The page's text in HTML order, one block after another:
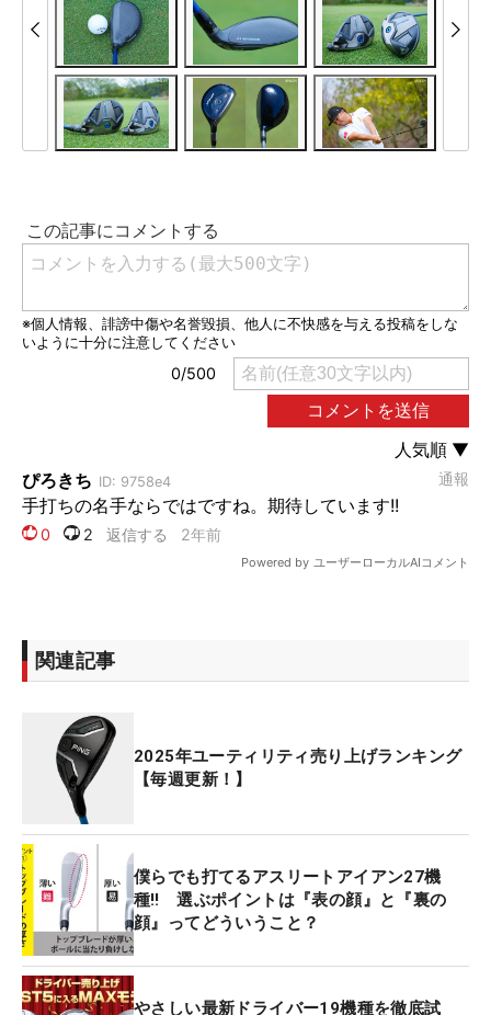
関連記事
2025年ユーティリティ売り上げランキング
【毎週更新！】
僕らでも打てるアスリートアイアン27機
種‼ 選ぶポイントは『表の顔』と『裏の
顔』ってどういうこと？
やさしい最新ドライバー19機種を徹底試